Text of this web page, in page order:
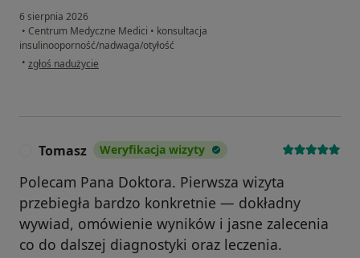
6 sierpnia 2026
• Centrum Medyczne Medici • konsultacja
insulinooporność/nadwaga/otyłość
• w opinii użytkownika Karolina
zgłoś nadużycie
Tomasz Weryfikacja wizyty
Polecam Pana Doktora. Pierwsza wizyta
przebiegła bardzo konkretnie — dokładny
wywiad, omówienie wyników i jasne zalecenia
co do dalszej diagnostyki oraz leczenia.